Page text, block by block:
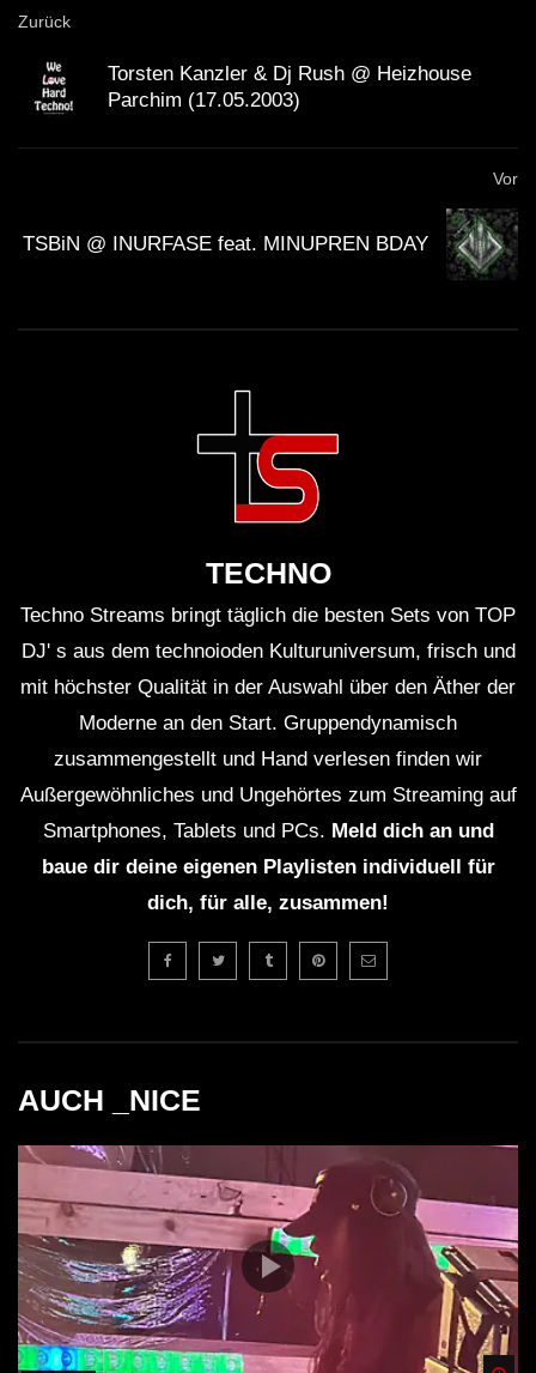
Zurück
Torsten Kanzler & Dj Rush @ Heizhouse
Parchim (17.05.2003)
Vor
TSBiN @ INURFASE feat. MINUPREN BDAY
TECHNO
Techno Streams bringt täglich die besten Sets von TOP
DJ' s aus dem technoioden Kulturuniversum, frisch und
mit höchster Qualität in der Auswahl über den Äther der
Moderne an den Start. Gruppendynamisch
zusammengestellt und Hand verlesen finden wir
Außergewöhnliches und Ungehörtes zum Streaming auf
Smartphones, Tablets und PCs. Meld dich an und
baue dir deine eigenen Playlisten individuell für
dich, für alle, zusammen!
AUCH _NICE